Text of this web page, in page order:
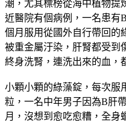
潮，尤其標榜從海中植物提
近醫院有個病例，一名患有
個月服用從國外自行帶回的
被重金屬汙染，肝腎都受到
終身洗腎，連洗出來的血，
小顆小顆的綠藻錠，每次服
粒，一名中年男子因為B肝
月，沒想到愈吃愈糟，全身